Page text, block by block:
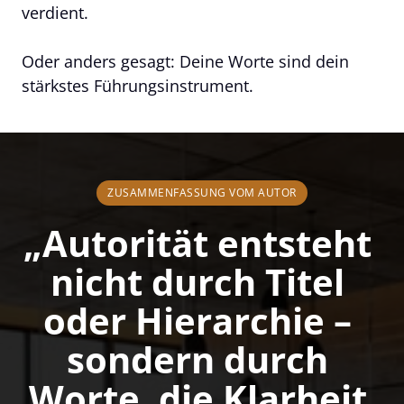
verdient.
Oder anders gesagt: Deine Worte sind dein
stärkstes Führungsinstrument.
ZUSAMMENFASSUNG VOM AUTOR
„Autorität entsteht
nicht durch Titel
oder Hierarchie –
sondern durch